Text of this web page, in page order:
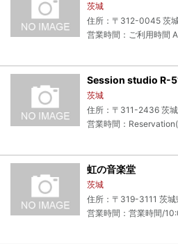
茨城
住所：〒312-0045 茨
営業時間：ご利用時間
Session studio R-
茨城
住所：〒311-2436 茨
営業時間：
虹の音楽堂
茨城
住所：〒319-3111 茨
営業時間：営業時間/